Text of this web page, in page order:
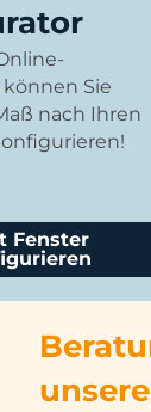
Sie
nach Ihren
Fenster